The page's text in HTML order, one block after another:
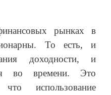
рынках в
То есть, и
доходности, и
во времени. Это
использование